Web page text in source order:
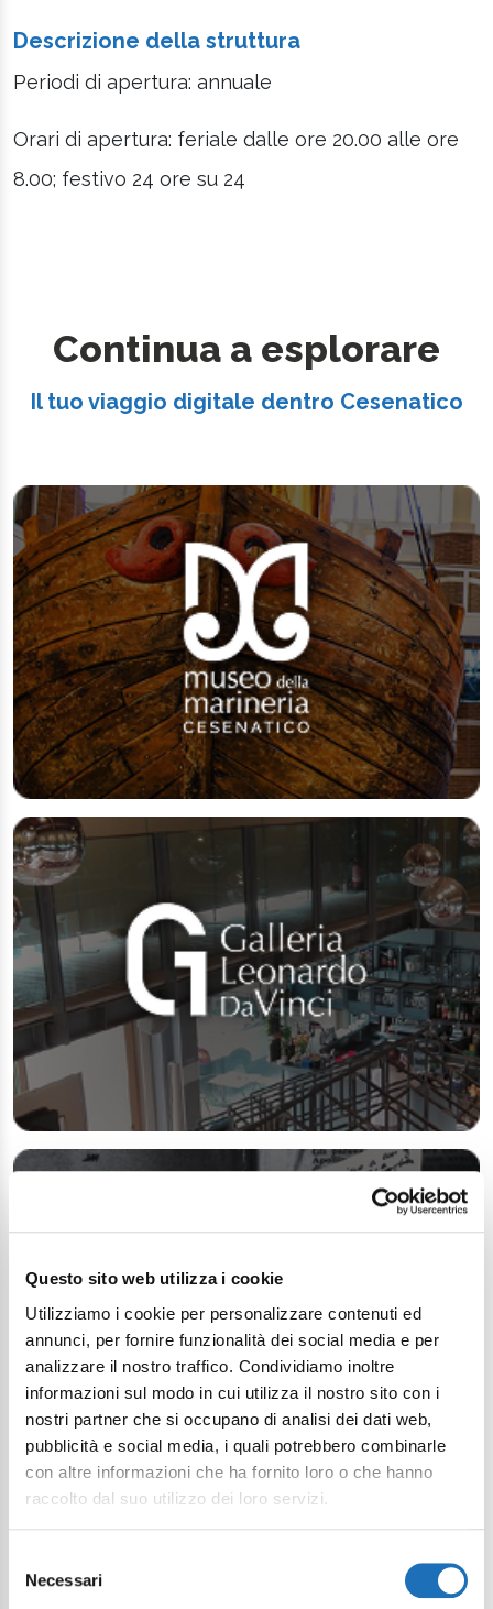
Questo sito web utilizza i cookie
Utilizziamo i cookie per personalizzare contenuti ed
annunci, per fornire funzionalità dei social media e per
analizzare il nostro traffico. Condividiamo inoltre
informazioni sul modo in cui utilizza il nostro sito con i
nostri partner che si occupano di analisi dei dati web,
pubblicità e social media, i quali potrebbero combinarle
con altre informazioni che ha fornito loro o che hanno
raccolto dal suo utilizzo dei loro servizi.
delNecessari
Descrizione della struttura
Periodi di apertura: annuale
Orari di apertura: feriale dalle ore 20.00 alle ore
8.00; festivo 24 ore su 24
Continua a esplorare
Il tuo viaggio digitale dentro Cesenatico